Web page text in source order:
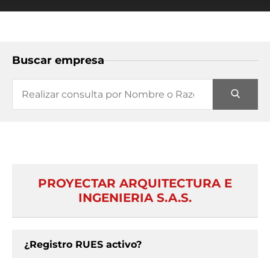
Buscar empresa
PROYECTAR ARQUITECTURA E
INGENIERIA S.A.S.
¿Registro RUES activo?